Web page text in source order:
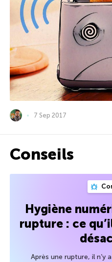
7 Sep 2017
Conseils
Hygiène
rupture : ce
Après une rupture, il n’y